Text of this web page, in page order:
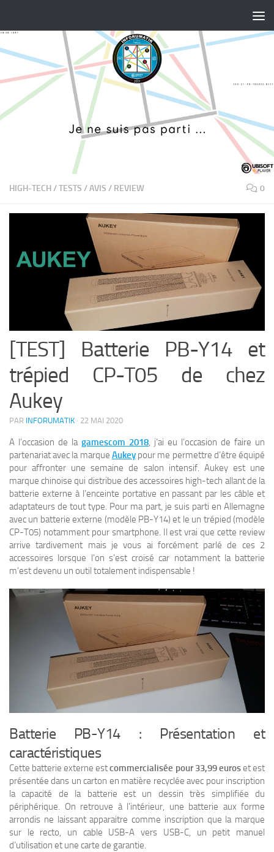
HIGH-TECH/TESTS / AVIS / REVIEW 0
[TEST] Batterie PB-Y14 et
trépied CP-T05 de chez
Aukey
PAR INFORUMATIK · 22 MAI 2020
A l’occasion de la gamescom 2018, j’ai eu l’occasion de faire un
partenariat avec la marque Aukeypour me permettre d’être équipé
pour affronter une semaine de salon intensif. Aukey est une
marque chinoise qui distribue des accessoires high-tech allant de la
batterie externe à l’enceinte portative en passant par les câble et
adaptateurs de tout type. Pour ma part, je suis parti en Allemagne
avec un batterie externe (modèle PB-Y14) et le un trépied (modèle
CP-T05) notamment pour smartphone. Il est vrai que cette review
arrive tardivement mais je vous ai forcément parlé de ces 2
accessoires lorsque l’on s’est croisé car notamment la batterie
m’est devenu un outil totalement indispensable !
Batterie PB-Y14 : Présentation et
caractéristiques
Cette batterie externe estcommercialisée pour 33,99 euroset est
présentée dans un carton en matière recyclée avec pour inscription
la capacité de la batterie est un dessin très simplifiée du
périphérique. On retrouve à l’intérieur, une batterie aux forme
arrondis ne laissant apparaitre comme inscription que la marque
sur le recto, un cable USB-A vers USB-C, un petit manuel
d’utilisation et une carte de garantie.